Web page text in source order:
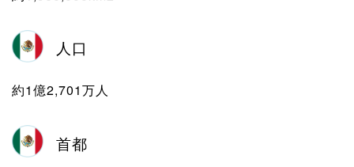
人口
約1億2,701万人
首都